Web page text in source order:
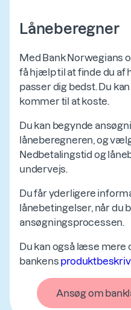
Låneberegner
Med Bank Norwegians
få hjælp til at finde du af
passer dig bedst. Du
kommer til at koste.
Du kan begynde
låneberegneren, og
Nedbetalingstid og
undervejs.
Du får yderligere
lånebetingelser, når du
ansøgningsprocessen.
Du kan også læse mere
bankens
Ansøg om